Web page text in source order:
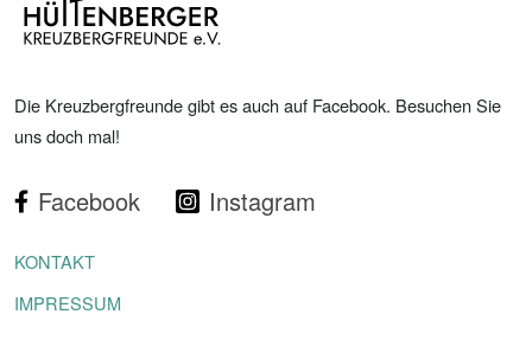
Die Kreuzbergfreunde gibt es auch auf Facebook. Besuchen Sie
uns doch mal!
Facebook Instagram
KONTAKT
IMPRESSUM